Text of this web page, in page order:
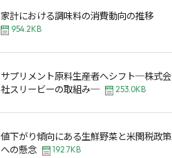
家計における調味料の消費動向の推移
954.2KB
サプリメント原料生産者へシフト─株式会
社スリービーの取組み─
253.0KB
値下がり傾向にある生鮮野菜と米関税政策
への懸念
192.7KB